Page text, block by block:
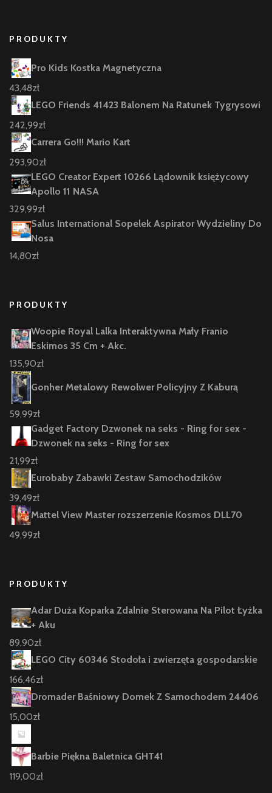
PRODUKTY
Pro Kids Kostka Magnetyczna
43,48zł
LEGO Friends 41423 Balonem Na Ratunek Tygrysowi
242,99zł
Carrera Go!!! Mario Kart
293,90zł
LEGO Creator Expert 10266 Lądownik księżycowy
Apollo 11 NASA
329,99zł
Salus International Sopelek Aspirator Wydzieliny Do
Nosa
14,80zł
PRODUKTY
Woopie Royal Lalka Interaktywna Mały Franio
Eskimos 35 Cm + Akc.
135,90zł
Gonher Metalowy Rewolwer Policyjny Z Kaburą
59,99zł
Gadget Factory Dzwonek na seks - Ring for sex -
Dzwonek na seks - Ring for sex
21,99zł
Eurobaby Zabawki Zestaw Samochodzików
39,49zł
Mattel View Master rozszerzenie Kosmos DLL70
49,99zł
PRODUKTY
Adar Duża Koparka Zdalnie Sterowana Na Pilot Łyżka
+ Aku
89,90zł
LEGO City 60346 Stodoła i zwierzęta gospodarskie
166,46zł
Dromader Baśniowy Domek Z Samochodem 24406
15,00zł
Barbie Piękna Baletnica GHT41
119,00zł